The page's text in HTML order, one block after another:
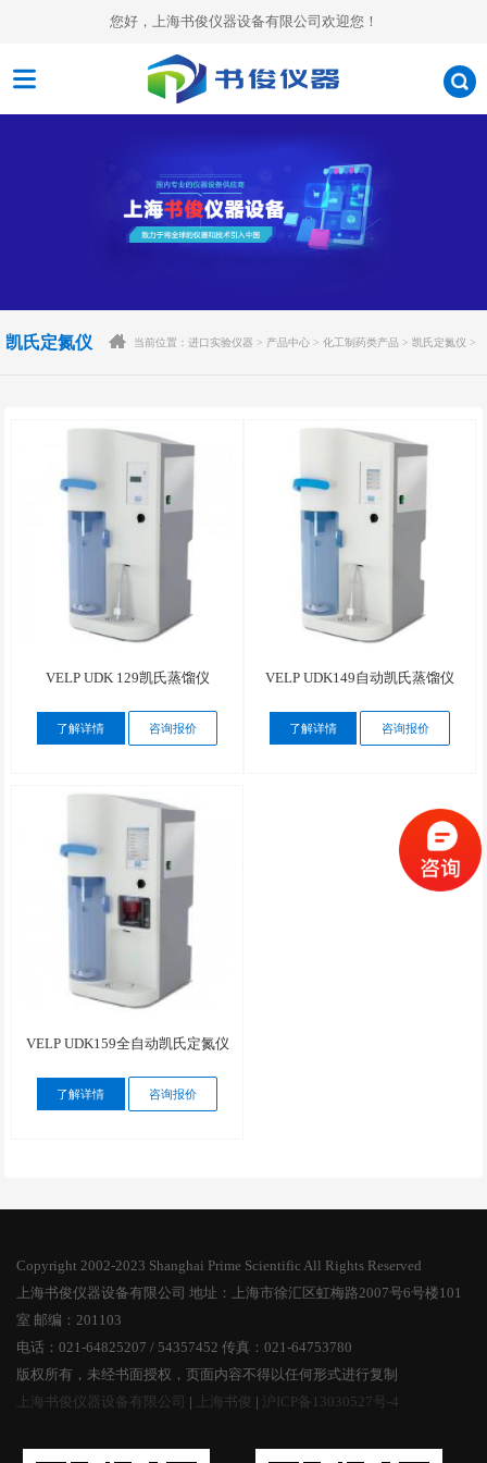
您好，上海书俊仪器设备有限公司欢迎您！
凯氏定氮仪 当前位置： 进口实验仪器 > 产品中心 > 化工制药类产品 > 凯氏定氮仪 >
VELP UDK 129凯氏蒸馏仪
了解详情 咨询报价
VELP UDK149自动凯氏蒸馏仪
了解详情 咨询报价
VELP UDK159全自动凯氏定氮仪
了解详情 咨询报价
Copyright 2002-2023 Shanghai Prime Scientific All Rights Reserved
上海书俊仪器设备有限公司 地址：上海市徐汇区虹梅路2007号6号楼101
室 邮编：201103
电话：021-64825207 / 54357452 传真：021-64753780
版权所有，未经书面授权，页面内容不得以任何形式进行复制
上海书俊仪器设备有限公司
上海书俊 沪ICP备13030527号-4